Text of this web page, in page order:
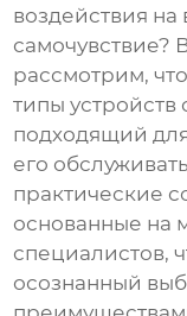
воздействия
самочувствие?
рассмотрим,
типы устройств
подходящий
его
практические
основанные на
специалистов,
осознанный